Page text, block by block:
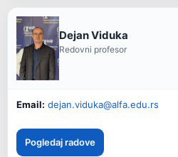
Dejan Viduka
Redovni profesor
Email: dejan.viduka@alfa.edu.rs
Pogledaj radove